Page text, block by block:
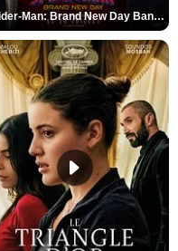
Spider-Man: Brand New Day Bande-annonce VO STFR